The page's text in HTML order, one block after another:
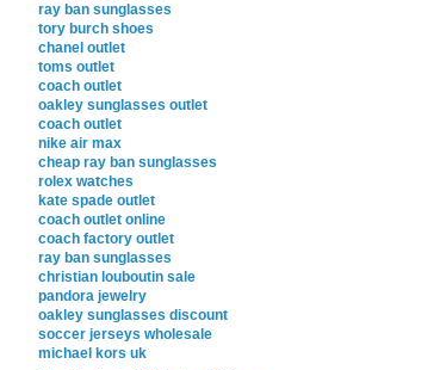
ray ban sunglasses
tory burch shoes
chanel outlet
toms outlet
coach outlet
oakley sunglasses outlet
coach outlet
nike air max
cheap ray ban sunglasses
rolex watches
kate spade outlet
coach outlet online
coach factory outlet
ray ban sunglasses
christian louboutin sale
pandora jewelry
oakley sunglasses discount
soccer jerseys wholesale
michael kors uk